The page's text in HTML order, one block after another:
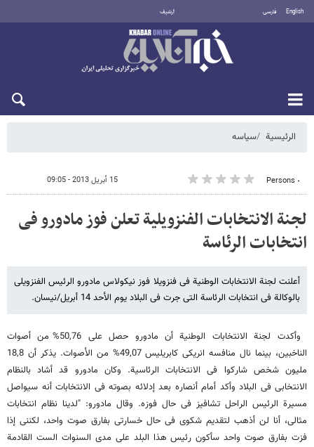
English فارسی أرشيف
الرئيسية سیاسه
٠ Persons 15 أبريل 2013 - 09:05
لجنة الانتخابات الفنزویلیة تعلن فوز مادورو فی
انتخابات الرئاسة
أعلنت لجنة الانتخابات الوطنیة فی فنزویلا فوز نیکولاس مادورو الرئیس الفنزویلی
بالوکالة فی انتخابات الرئاسة التی جرت فی البلاد یوم الأحد 14 أبریل/نیسان.
وأکدت لجنة الانتخابات الوطنیة أن مادورو حصل على 50,76% من أصوات
الناخبین، بینما نال منافسه انریکی کابریلیس 49,07% من الأصوات. یذکر أن 18,8
ملیون شخص شارکوا فی الانتخابات الرئاسیة. وکان مادورو قد أشاد بالنظام
الانتخابی فی البلاد وأکد أمام أنصاره بعد إدلائه بصوته فی الانتخابات أنه سیواصل
مسیرة الرئیس الراحل تشافیز فی حال فوزه. وقال مادورو: "لدینا نظام انتخابات
مثالی، أنا لن أذهب لتقدیم شکوى فی حال خسارتی بفارق صوت واحد، لکننی إذا
فزت بفارق صوت واحد سأکون رئیس هذا البلد على مدى السنوات الست القادمة